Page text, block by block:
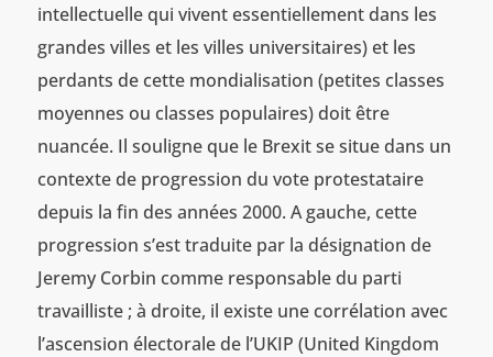
intellectuelle qui vivent essentiellement dans les
grandes villes et les villes universitaires) et les
perdants de cette mondialisation (petites classes
moyennes ou classes populaires) doit être
nuancée. Il souligne que le Brexit se situe dans un
contexte de progression du vote protestataire
depuis la fin des années 2000. A gauche, cette
progression s’est traduite par la désignation de
Jeremy Corbin comme responsable du parti
travailliste ; à droite, il existe une corrélation avec
l’ascension électorale de l’UKIP (United Kingdom